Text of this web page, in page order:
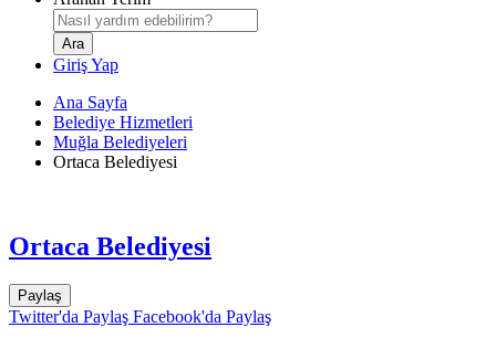
Giriş Yap
Ana Sayfa
Belediye Hizmetleri
Muğla Belediyeleri
Ortaca Belediyesi
Ortaca Belediyesi
Paylaş
Twitter'da Paylaş Facebook'da Paylaş